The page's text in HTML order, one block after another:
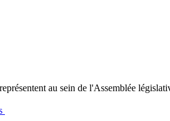
au sein de l'Assemblée